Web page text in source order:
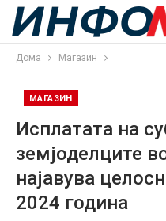
Дома Магазин
МАГАЗИН
Исплатата на
земјоделците
најавува
2024 година